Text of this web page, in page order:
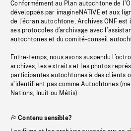
Conformément au Plan autochtone de
développés par imagineNATIVE et aux
de l’écran autochtone, Archives ONF
ses protocoles d’archivage avec
autochtones et du comité-conseil
Entre-temps, nous avons suspendu
archives, les extraits et les photos
participantes autochtones à des clients
s’identifient pas comme Autochtones
Nations, Inuit ou Métis).
Contenu sensible?